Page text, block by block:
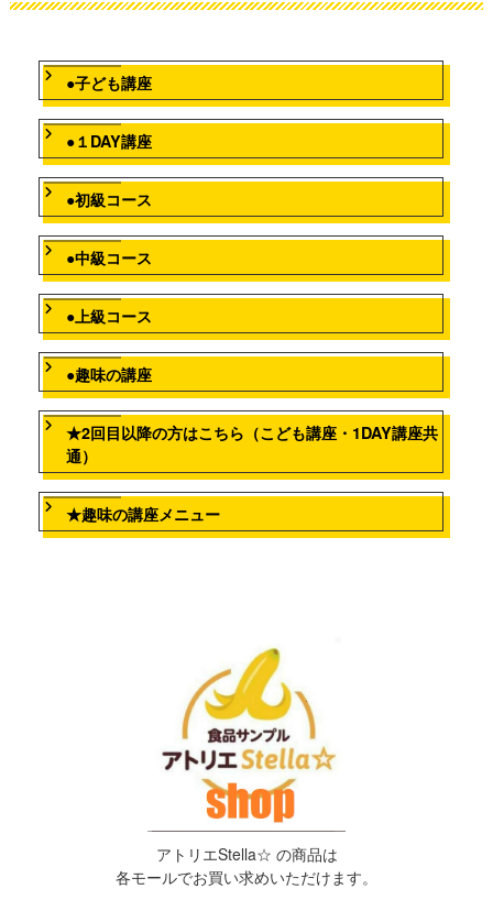
●子ども講座
●１DAY講座
●初級コース
●中級コース
●上級コース
●趣味の講座
★2回目以降の方はこちら（こども講座・1DAY講座共
通）
★趣味の講座メニュー
アトリエStella☆ の商品は
各モールでお買い求めいただけます。